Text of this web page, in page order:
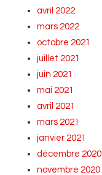
avril 2022
mars 2022
octobre 2021
juillet 2021
juin 2021
mai 2021
avril 2021
mars 2021
janvier 2021
décembre 2020
novembre 2020